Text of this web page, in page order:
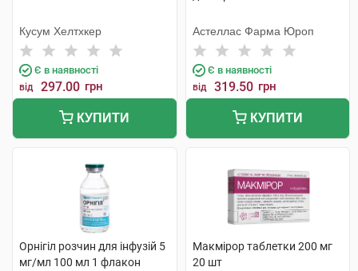
Кусум Хелтхкер
Є в наявності
від 297.00 грн
КУПИТИ
Астеллас Фарма Юроп
Є в наявності
від 319.50 грн
КУПИТИ
Орнігіл розчин для інфузій 5
мг/мл 100 мл 1 флакон
Макмірор таблетки 200 мг
20 шт